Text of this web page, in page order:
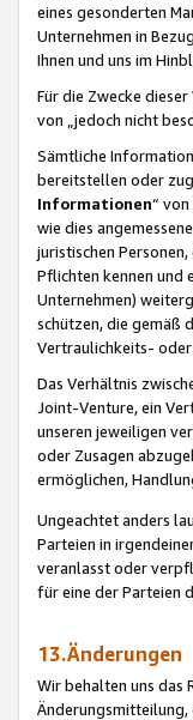
eines gesonderten
Unternehmen in
Ihnen und uns im
Für die Zwecke
von „jedoch nicht
Sämtliche
bereitstellen oder
Informationen“
wie dies
juristischen
Pflichten kennen und
Unternehmen)
schützen, die gemäß
Vertraulichkeits-
Das Verhältnis
Joint-Venture, ein
unseren jeweiligen
oder Zusagen
ermöglichen,
Ungeachtet anders
Parteien in
veranlasst oder
für eine der Parteien
13.Änderungen
Wir behalten uns das